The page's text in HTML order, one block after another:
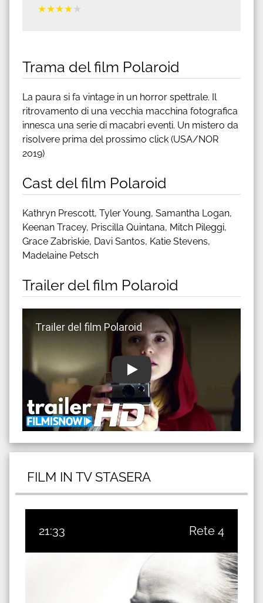
★★★★ ★
Trama del film Polaroid
La paura si fa vintage in un horror spettrale. Il
ritrovamento di una vecchia macchina fotografica
innesca una serie di macabri eventi. Un mistero da
risolvere prima del prossimo click (USA/NOR
2019)
Cast del film Polaroid
Kathryn Prescott, Tyler Young, Samantha Logan,
Keenan Tracey, Priscilla Quintana, Mitch Pileggi,
Grace Zabriskie, Davi Santos, Katie Stevens,
Madelaine Petsch
Trailer del film Polaroid
Guarda trailer del film Polaroid
FILM IN TV STASERA
21:33 Rete 4